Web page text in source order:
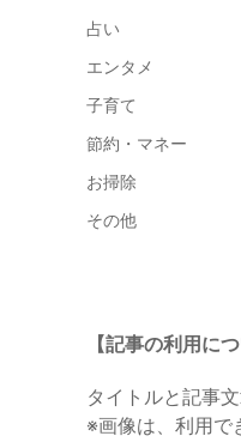
占い
エンタメ
子育て
節約・マネー
お掃除
その他
【記事の利用につ
タイトルと記事
※画像は、利用で